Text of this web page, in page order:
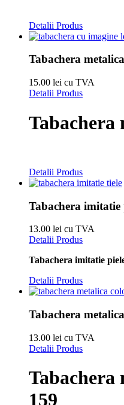
Detalii Produs
Tabachera
15.00 lei cu TVA
Detalii Produs
Tabachera
Detalii Produs
Tabachera imitatie
13.00 lei cu TVA
Detalii Produs
Tabachera imitatie
Detalii Produs
Tabachera
13.00 lei cu TVA
Detalii Produs
Tabachera
159